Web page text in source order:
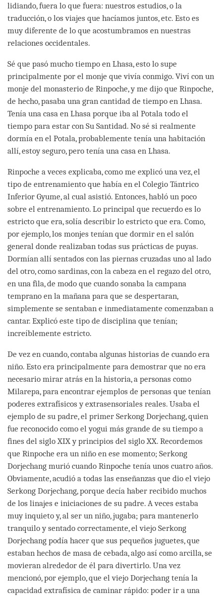
lidiando, fuera lo que fuera: nuestros estudios, o la
traducción, o los viajes que hacíamos juntos, etc. Esto es
muy diferente de lo que acostumbramos en nuestras
relaciones occidentales.
Sé que pasó mucho tiempo en Lhasa, esto lo supe
principalmente por el monje que vivía conmigo. Viví con un
monje del monasterio de Rinpoche, y me dijo que Rinpoche,
de hecho, pasaba una gran cantidad de tiempo en Lhasa.
Tenía una casa en Lhasa porque iba al Potala todo el
tiempo para estar con Su Santidad. No sé si realmente
dormía en el Potala, probablemente tenía una habitación
allí, estoy seguro, pero tenía una casa en Lhasa.
Rinpoche a veces explicaba, como me explicó una vez, el
tipo de entrenamiento que había en el Colegio Tántrico
Inferior Gyume, al cual asistió. Entonces, habló un poco
sobre el entrenamiento. Lo principal que recuerdo es lo
estricto que era, solía describir lo estricto que era. Como,
por ejemplo, los monjes tenían que dormir en el salón
general donde realizaban todas sus prácticas de puyas.
Dormían allí sentados con las piernas cruzadas uno al lado
del otro, como sardinas, con la cabeza en el regazo del otro,
en una fila, de modo que cuando sonaba la campana
temprano en la mañana para que se despertaran,
simplemente se sentaban e inmediatamente comenzaban a
cantar. Explicó este tipo de disciplina que tenían;
increíblemente estricto.
De vez en cuando, contaba algunas historias de cuando era
niño. Esto era principalmente para demostrar que no era
necesario mirar atrás en la historia, a personas como
Milarepa, para encontrar ejemplos de personas que tenían
poderes extrafísicos y extrasensoriales reales. Usaba el
ejemplo de su padre, el primer Serkong Dorjechang, quien
fue reconocido como el yogui más grande de su tiempo a
fines del siglo XIX y principios del siglo XX. Recordemos
que Rinpoche era un niño en ese momento; Serkong
Dorjechang murió cuando Rinpoche tenía unos cuatro años.
Obviamente, acudió a todas las enseñanzas que dio el viejo
Serkong Dorjechang, porque decía haber recibido muchos
de los linajes e iniciaciones de su padre. A veces estaba
muy inquieto y, al ser un niño, jugaba; para mantenerlo
tranquilo y sentado correctamente, el viejo Serkong
Dorjechang podía hacer que sus pequeños juguetes, que
estaban hechos de masa de cebada, algo así como arcilla, se
movieran alrededor de él para divertirlo. Una vez
mencionó, por ejemplo, que el viejo Dorjechang tenía la
capacidad extrafísica de caminar rápido: poder ir a una